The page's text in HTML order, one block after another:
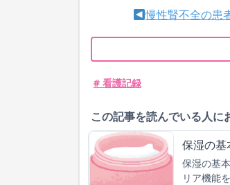
慢性腎不全の患
# 看護記録
この記事を読んでいる人に
保湿の基
保湿の基
リア機能